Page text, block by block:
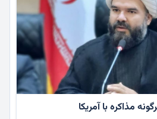
مذاکره با آمریکا